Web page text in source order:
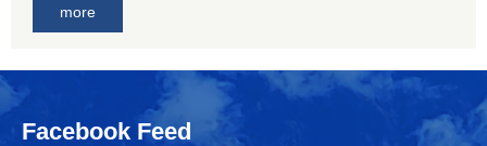
more
Facebook Feed